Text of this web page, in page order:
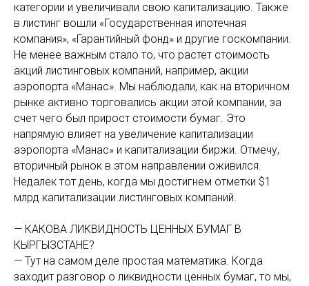
категории и увеличивали свою капитализацию. Также
в листинг вошли «Государственная ипотечная
компания», «Гарантийный фонд» и другие госкомпании.
Не менее важным стало то, что растет стоимость
акций листинговых компаний, например, акции
аэропорта «Манас». Мы наблюдали, как на вторичном
рынке активно торговались акции этой компании, за
счет чего был прирост стоимости бумаг. Это
напрямую влияет на увеличение капитализации
аэропорта «Манас» и капитализации биржи. Отмечу,
вторичный рынок в этом направлении оживился.
Недалек тот день, когда мы достигнем отметки $1
млрд капитализации листинговых компаний.
— КАКОВА ЛИКВИДНОСТЬ ЦЕННЫХ БУМАГ В
КЫРГЫЗСТАНЕ?
— Тут на самом деле простая математика. Когда
заходит разговор о ликвидности ценных бумаг, то мы,